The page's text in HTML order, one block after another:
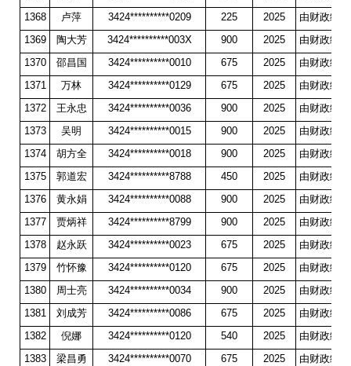
1368
卢萍 3424**********0209 225 2025
由财政统
1369
陶大芳 3424**********003X 900 2025
由财政统
1370
邵昌国 3424**********0010 675 2025
由财政统
1371
万林 3424**********0129 675 2025
由财政统
1372
王永忠 3424**********0036 900 2025
由财政统
1373
吴明 3424**********0015 900 2025
由财政统
1374
胡方全 3424**********0018 900 2025
由财政统
1375
郭道宏 3424**********8788 450 2025
由财政统
1376
黄永娟 3424**********0088 900 2025
由财政统
1377
贾炳祥 3424**********8799 900 2025
由财政统
1378
赵永跃 3424**********0023 675 2025
由财政统
1379
竹怀豫 3424**********0120 675 2025
由财政统
1380
周士亮 3424**********0034 900 2025
由财政统
1381
刘成芳 3424**********0086 675 2025
由财政统
1382
倪娜 3424**********0120 540 2025
由财政统
1383
梁昌勇 3424**********0070 675 2025
由财政统